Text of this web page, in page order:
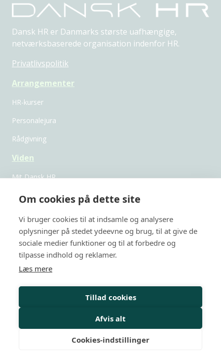
Dansk HR er Danmarks største uafhængige,
netværksbaserede organisation indenfor HR.
Privatlivspolitik
Arrangementer
HR-kurser
Personalejura
Rådgivning
Viden
Mit Dansk HR
Nyheder
Medlemskab
Medlemsfordele
FAQ
Netværksgrupper
Om cookies på dette site
Vi bruger cookies til at indsamle og analysere
oplysninger på stedet ydeevne og brug, til at give de
sociale medier funktioner og til at forbedre og
tilpasse indhold og reklamer.
Læs mere
Tillad cookies
Afvis alt
Cookies-indstillinger